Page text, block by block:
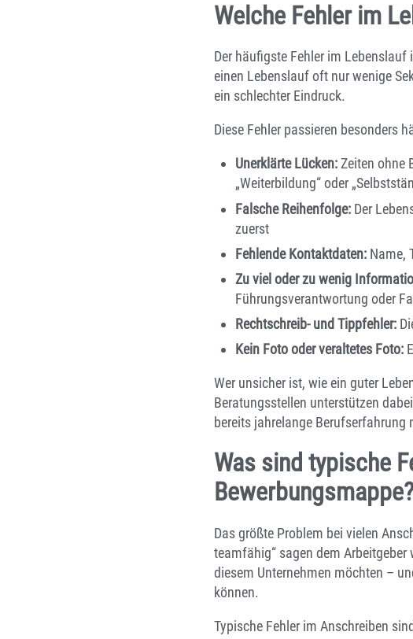
Welche Fehler im
Der häufigste Fehler im
einen Lebenslauf oft nur wenige
ein schlechter Eindruck.
Diese Fehler passieren besonders
Unerklärte Lücken:Zeiten ohne
„Weiterbildung“ oder
Falsche Reihenfolge: Der
zuerst
Fehlende Kontaktdaten: Name,
Zu viel oder zu wenig
Führungsverantwortung oder
Rechtschreib- und Tippfehler:
Kein Foto oder veraltetes Foto:
Wer unsicher ist, wie ein guter
Beratungsstellen unterstützen
bereits jahrelange Berufserfahrung
Was sind typische
Das größte Problem bei vielen
teamfähig“ sagen dem
diesem Unternehmen möchten –
können.
Typische Fehler im Anschreiben